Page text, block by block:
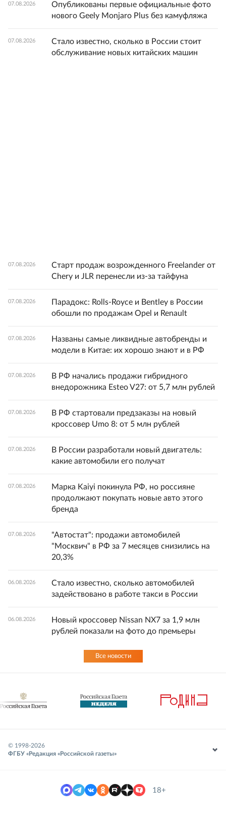
07.08.2026
Опубликованы первые официальные фото
нового Geely Monjaro Plus без камуфляжа
07.08.2026
Стало известно, сколько в России стоит
обслуживание новых китайских машин
07.08.2026
Старт продаж возрожденного Freelander от
Chery и JLR перенесли из-за тайфуна
07.08.2026
Парадокс: Rolls-Royce и Bentley в России
обошли по продажам Opel и Renault
07.08.2026
Названы самые ликвидные автобренды и
модели в Китае: их хорошо знают и в РФ
07.08.2026
В РФ начались продажи гибридного
внедорожника Esteo V27: от 5,7 млн рублей
07.08.2026
В РФ стартовали предзаказы на новый
кроссовер Umo 8: от 5 млн рублей
07.08.2026
В России разработали новый двигатель:
какие автомобили его получат
07.08.2026
Марка Kaiyi покинула РФ, но россияне
продолжают покупать новые авто этого
бренда
07.08.2026
"Автостат": продажи автомобилей
"Москвич" в РФ за 7 месяцев снизились на
20,3%
06.08.2026
Стало известно, сколько автомобилей
задействовано в работе такси в России
06.08.2026
Новый кроссовер Nissan NX7 за 1,9 млн
рублей показали на фото до премьеры
Все новости
© 1998-2026
ФГБУ «Редакция «Российской газеты»
18+